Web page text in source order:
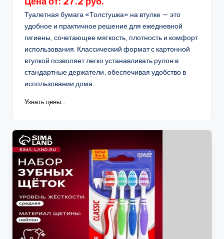
Туалетная бумага «Толстушка» на втулке — это
удобное и практичное решение для ежедневной
гигиены, сочетающее мягкость, плотность и комфорт
использования. Классический формат с картонной
втулкой позволяет легко устанавливать рулон в
стандартные держатели, обеспечивая удобство в
использовании дома...
Узнать цены...